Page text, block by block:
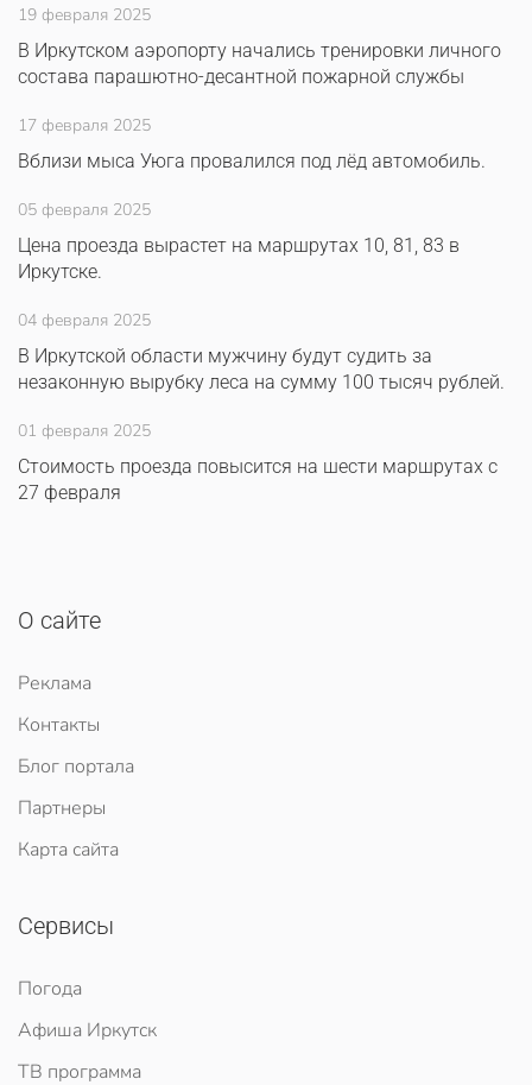
19 февраля 2025
В Иркутском аэропорту начались тренировки личного
состава парашютно-десантной пожарной службы
17 февраля 2025
Вблизи мыса Уюга провалился под лёд автомобиль.
05 февраля 2025
Цена проезда вырастет на маршрутах 10, 81, 83 в
Иркутске.
04 февраля 2025
В Иркутской области мужчину будут судить за
незаконную вырубку леса на сумму 100 тысяч рублей.
01 февраля 2025
Стоимость проезда повысится на шести маршрутах с
27 февраля
О сайте
Реклама
Контакты
Блог портала
Партнеры
Карта сайта
Сервисы
Погода
Афиша Иркутск
ТВ программа